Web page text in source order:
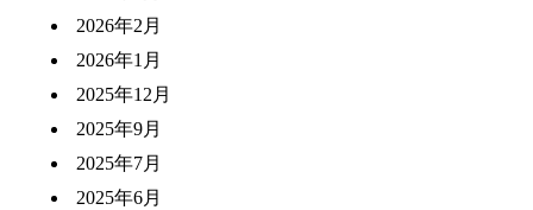
2026年2月
2026年1月
2025年12月
2025年9月
2025年7月
2025年6月